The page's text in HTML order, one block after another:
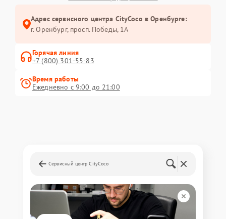
Адрес сервисного центра CityCoco в Оренбурге:
г. Оренбург, просп. Победы, 1А
Горячая линия
+7 (800) 301-55-83
Время работы
Ежедневно с 9:00 до 21:00
Сервисный центр CityCoco